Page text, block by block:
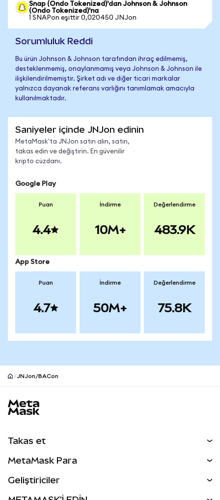
Snap (Ondo Tokenized)'dan Johnson & Johnson
(Ondo Tokenized)'na
1 SNAPon eşittir 0,020450 JNJon
Sorumluluk Reddi
Bu ürün Johnson & Johnson tarafından ihraç edilmemiş,
desteklenmemiş, onaylanmamış veya Johnson & Johnson ile
ilişkilendirilmemiştir. Şirket adı ve diğer ticari markalar
yalnızca dayanak referans varlığını tanımlamak amacıyla
kullanılmaktadır.
Saniyeler içinde JNJon edinin
MetaMask'ta JNJon satın alın, satın,
takas edin ve değiştirin. En güvenilir
kripto cüzdanı.
Google Play
Puan
4.4
İndirme
10M+
Değerlendirme
483.9K
App Store
Puan
4.7
İndirme
50M+
Değerlendirme
75.8K
JNJon/BACon
Takas et
Perps
MetaMask Para
Geliştiriciler